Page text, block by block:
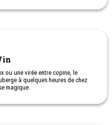
sport.
ou une virée entre copine, le
à quelques heures de chez
magique.